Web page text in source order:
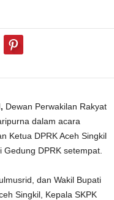
Dewan Perwakilan Rakyat
dalam acara
Ketua DPRK Aceh Singkil
DPRK setempat.
dan Wakil Bupati
Singkil, Kepala SKPK